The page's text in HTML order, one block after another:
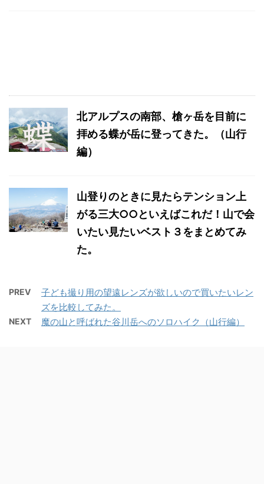
北アルプスの南部、槍ヶ岳を目前に
拝める蝶が岳に登ってきた。（山行
編）
山登りのときに見たらテンション上
がる三大○○といえばこれだ！山で会
いたい見たいベスト３をまとめてみ
た。
PREV
子ども撮り用の望遠レンズが欲しいので買いたいレン
ズを比較してみた。
NEXT 魔の山と呼ばれた谷川岳へのソロハイク（山行編）